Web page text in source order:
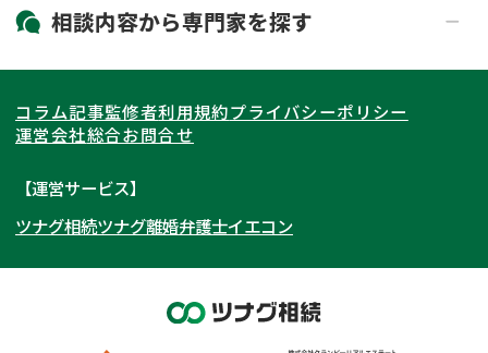
北海道・東北
北海道 青森県
岩手県 宮城県
秋田県
福島県
関東
東京都 神奈川県
埼玉県
茨城県 群馬県
東海
愛知県
岐阜県 山梨県
関西
大阪府 京都府
奈良県
北陸・甲信越
石川県
相談内容から専門家を探す
相続登記
遺産分割
相続手続き
家族信託
成年後見・任意後見
相続財産調査
コラム記事監修者利用規約プライバシーポリシー
運営会社総合お問合せ
【運営サービス】
ツナグ相続ツナグ離婚弁護士イエコン